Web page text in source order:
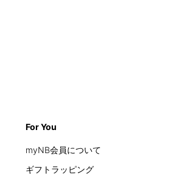
For You
myNB会員について
ギフトラッピング